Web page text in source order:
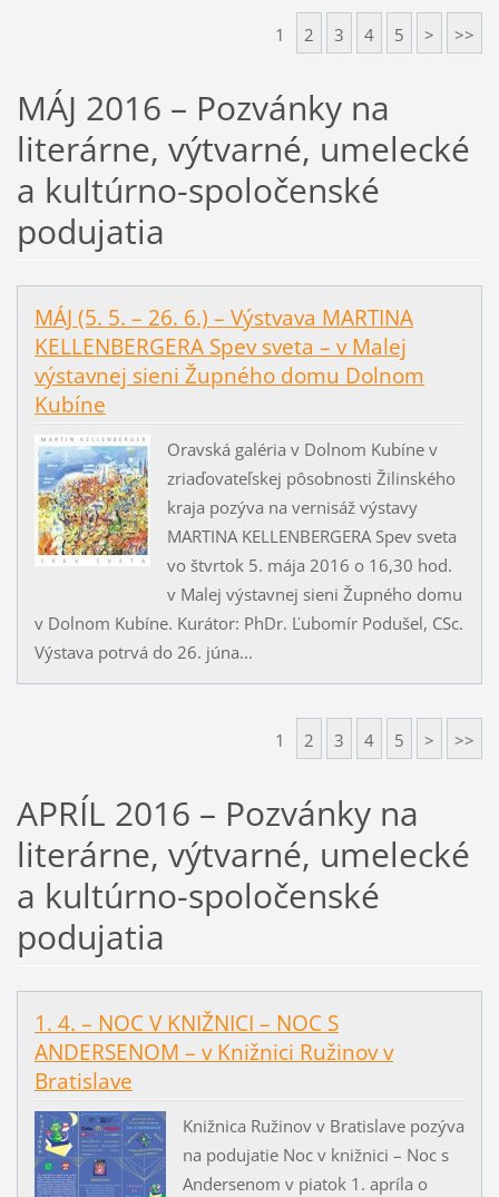
1 2 3 4 5 > >>
MÁJ 2016 – Pozvánky na
literárne, výtvarné, umelecké
a kultúrno-spoločenské
podujatia
MÁJ (5. 5. – 26. 6.) – Výstvava MARTINA
KELLENBERGERA Spev sveta – v Malej
výstavnej sieni Župného domu Dolnom
Kubíne
Oravská galéria v Dolnom Kubíne v
zriaďovateľskej pôsobnosti Žilinského
kraja pozýva na vernisáž výstavy
MARTINA KELLENBERGERA Spev sveta
vo štvrtok 5. mája 2016 o 16,30 hod.
v Malej výstavnej sieni Župného domu
v Dolnom Kubíne. Kurátor: PhDr. Ľubomír Podušel, CSc.
Výstava potrvá do 26. júna...
1 2 3 4 5 > >>
APRÍL 2016 – Pozvánky na
literárne, výtvarné, umelecké
a kultúrno-spoločenské
podujatia
1. 4. – NOC V KNIŽNICI – NOC S
ANDERSENOM – v Knižnici Ružinov v
Bratislave
Knižnica Ružinov v Bratislave pozýva
na podujatie Noc v knižnici – Noc s
Andersenom v piatok 1. apríla o